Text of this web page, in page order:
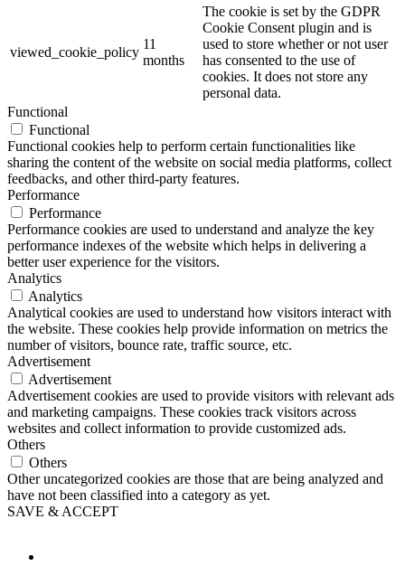
viewed_cookie_policy
11
months
The cookie is set by the GDPR
Cookie Consent plugin and is
used to store whether or not user
has consented to the use of
cookies. It does not store any
personal data.
Functional
Functional
Functional cookies help to perform certain functionalities like
sharing the content of the website on social media platforms, collect
feedbacks, and other third-party features.
Performance
Performance
Performance cookies are used to understand and analyze the key
performance indexes of the website which helps in delivering a
better user experience for the visitors.
Analytics
Analytics
Analytical cookies are used to understand how visitors interact with
the website. These cookies help provide information on metrics the
number of visitors, bounce rate, traffic source, etc.
Advertisement
Advertisement
Advertisement cookies are used to provide visitors with relevant ads
and marketing campaigns. These cookies track visitors across
websites and collect information to provide customized ads.
Others
Others
Other uncategorized cookies are those that are being analyzed and
have not been classified into a category as yet.
SAVE & ACCEPT